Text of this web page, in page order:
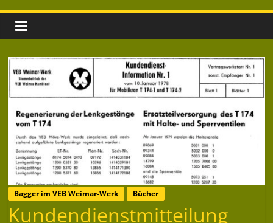
Bagger im VEB Weimar-Werk Bücher
Kundendienstmitteilung